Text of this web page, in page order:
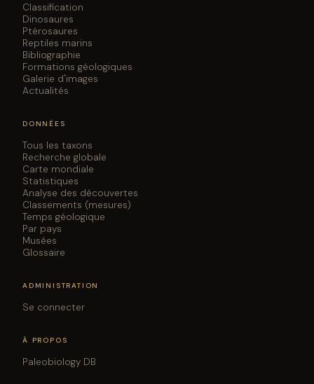
Classification
Dinosaures
Ptérosaures
Reptiles marins
Bibliographie
Formations géologiques
Galerie d'images
Actualités
DONNÉES
Tous les taxons
Recherche globale
Carte mondiale
Statistiques
Analyse des découvertes
Classements (mesures)
Temps géologique
Par pays
Musées
Glossaire
ADMINISTRATION
Se connecter
À PROPOS
Paleobiology DB